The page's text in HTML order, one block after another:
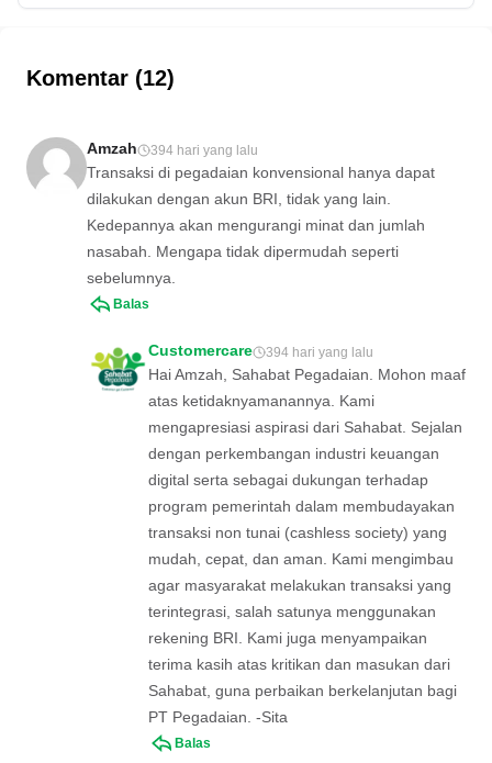
memberikan imbal hasil kompetitif.
kerjanya di sini!
Komentar (12)
Amzah 394 hari yang lalu
Transaksi di pegadaian konvensional hanya dapat
dilakukan dengan akun BRI, tidak yang lain.
Kedepannya akan mengurangi minat dan jumlah
nasabah. Mengapa tidak dipermudah seperti
sebelumnya.
Balas
Customercare 394 hari yang lalu
Hai Amzah, Sahabat Pegadaian. Mohon maaf
atas ketidaknyamanannya. Kami
mengapresiasi aspirasi dari Sahabat. Sejalan
dengan perkembangan industri keuangan
digital serta sebagai dukungan terhadap
program pemerintah dalam membudayakan
transaksi non tunai (cashless society) yang
mudah, cepat, dan aman. Kami mengimbau
agar masyarakat melakukan transaksi yang
terintegrasi, salah satunya menggunakan
rekening BRI. Kami juga menyampaikan
terima kasih atas kritikan dan masukan dari
Sahabat, guna perbaikan berkelanjutan bagi
PT Pegadaian. -Sita
Balas